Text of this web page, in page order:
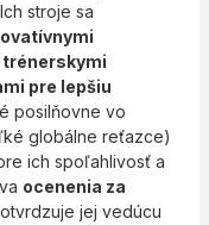
stroje sa
trénerskymi
pre lepšiu
posilňovne vo
globálne reťazce)
ich spoľahlivosť a
ocenenia za
jej vedúcu